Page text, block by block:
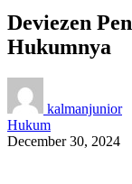
Deviezen
Hukumnya
kalmanjunior
Hukum
December 30, 2024